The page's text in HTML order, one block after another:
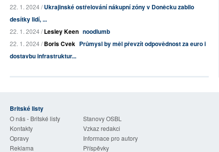
22. 1. 2024 /Ukrajinské ostřelování nákupní zóny v Doněcku zabilo
desítky lidí, ...
22. 1. 2024 /Lesley Keen noodlumb
22. 1. 2024 /Boris Cvek Průmysl by měl převzít odpovědnost za euro i
dostavbu infrastruktur...
Britské listy
O nás - Britské listy
Stanovy OSBL
Kontakty
Vzkaz redakci
Opravy
Informace pro autory
Reklama
Příspěvky